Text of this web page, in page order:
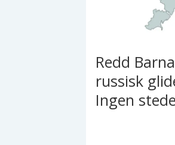
Redd
russisk
Ingen